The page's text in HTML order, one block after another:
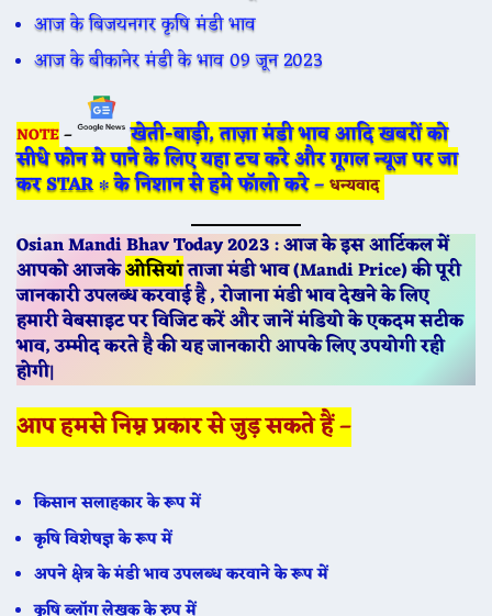
आज के बिजयनगर कृषि मंडी भाव
आज के बीकानेर मंडी के भाव 09 जून 2023
NOTE– खेती-बाड़ी, ताज़ा मंडी भाव आदि खबरों को
सीधे फोन मे पाने के लिए यहा टच करे और गूगल न्यूज पर जा
कर STAR ∗ के निशान से हमे फॉलो करे – धन्यवाद
Osian Mandi Bhav Today 2023 : आज के इस आर्टिकल में
आपको आजकेओसियांताजा मंडी भाव (Mandi Price) की पूरी
जानकारी उपलब्ध करवाई है , रोजाना मंडी भाव देखने के लिए
हमारी वेबसाइट पर विजिट करें और जानें मंडियो के एकदम सटीक
भाव, उम्मीद करते है की यह जानकारी आपके लिए उपयोगी रही
होगी|
आप हमसे निम्न प्रकार से जुड़ सकते हैं –
किसान सलाहकार के रूप में
कृषि विशेषज्ञ के रूप में
अपने क्षेत्र के मंडी भाव उपलब्ध करवाने के रूप में